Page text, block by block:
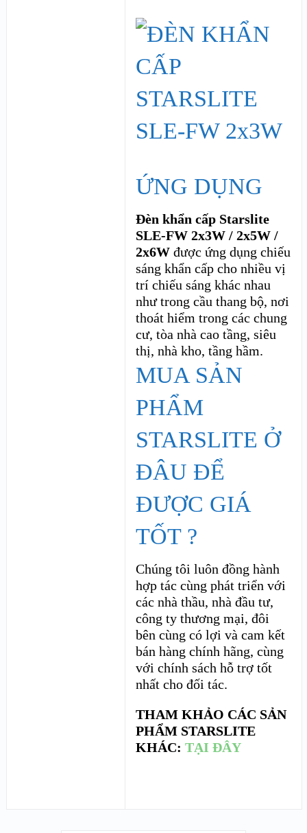
ỨNG DỤNG
Đèn khẩn cấp Starslite
SLE-FW 2x3W / 2x5W /
2x6Wđược ứng dụng chiếu
sáng khẩn cấp cho nhiều vị
trí chiếu sáng khác nhau
như trong cầu thang bộ, nơi
thoát hiểm trong các chung
cư, tòa nhà cao tầng, siêu
thị, nhà kho, tầng hầm.
MUA SẢN
PHẨM
STARSLITE Ở
ĐÂU ĐỂ
ĐƯỢC GIÁ
TỐT ?
Chúng tôi luôn đồng hành
hợp tác cùng phát triển với
các nhà thầu, nhà đầu tư,
công ty thương mại, đôi
bên cùng có lợi và cam kết
bán hàng chính hãng, cùng
với chính sách hỗ trợ tốt
nhất cho đối tác.
THAM KHẢO CÁC SẢN
PHẨM STARSLITE
KHÁC:TẠI ĐÂY